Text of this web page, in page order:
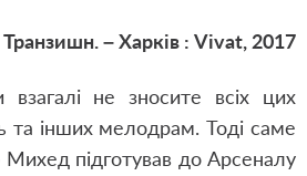
– Харків : Vivat, 2017
не зносите всіх цих
та інших мелодрам. Тоді саме
підготував до Арсеналу